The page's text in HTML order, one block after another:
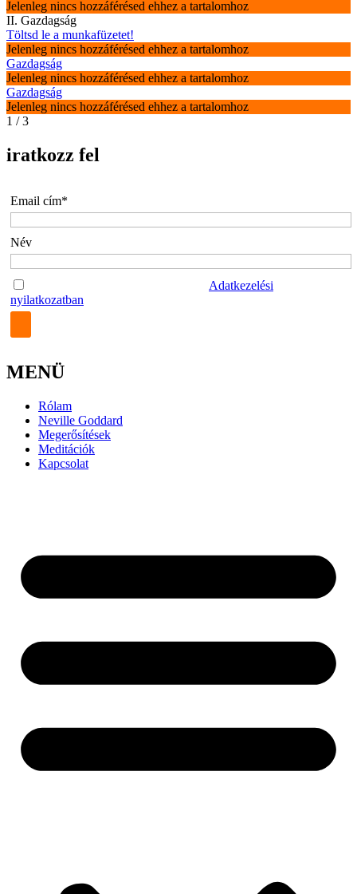
Jelenleg nincs hozzáférésed ehhez a tartalomhoz
II. Gazdagság
Töltsd le a munkafüzetet!
Jelenleg nincs hozzáférésed ehhez a tartalomhoz
Gazdagság
Jelenleg nincs hozzáférésed ehhez a tartalomhoz
Gazdagság
Jelenleg nincs hozzáférésed ehhez a tartalomhoz
1 / 3
iratkozz fel
Email cím*
Név
Adatkezelési
nyilatkozatban
MENÜ
Rólam
Neville Goddard
Megerősítések
Meditációk
Kapcsolat